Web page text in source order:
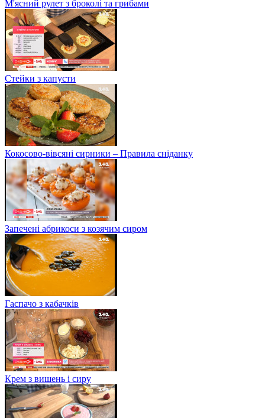
М'ясний рулет з броколі та грибами
Стейки з капусти
Кокосово-вівсяні сирники – Правила сніданку
Запечені абрикоси з козячим сиром
Гаспачо з кабачків
Крем з вишень і сиру